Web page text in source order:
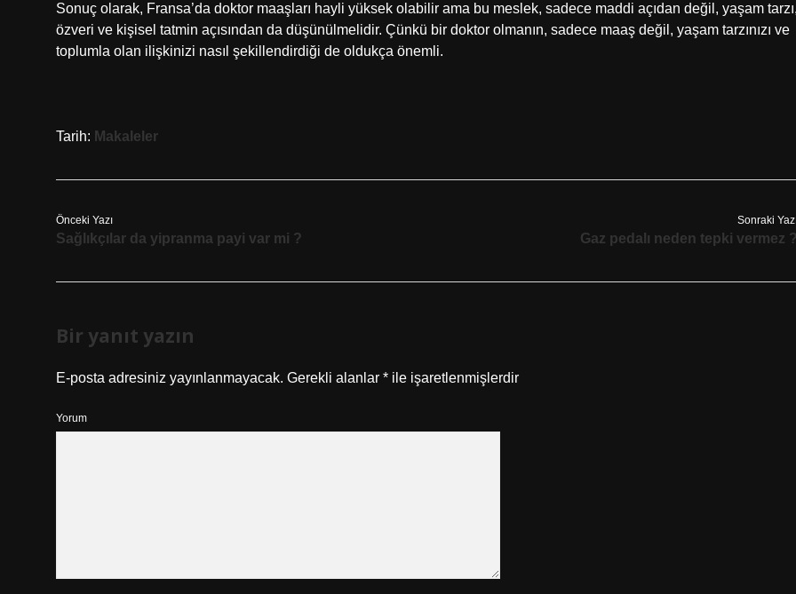
Sonuç olarak, Fransa’da doktor maaşları hayli yüksek olabilir ama bu meslek, sadece maddi açıdan değil, yaşam tarzı,
özveri ve kişisel tatmin açısından da düşünülmelidir. Çünkü bir doktor olmanın, sadece maaş değil, yaşam tarzınızı ve
toplumla olan ilişkinizi nasıl şekillendirdiği de oldukça önemli.
Tarih: Makaleler
Önceki Yazı
Sağlıkçılar da yipranma payi var mi ?
Sonraki
Gaz pedalı neden tepki vermez ?
Bir yanıt yazın
E-posta adresiniz yayınlanmayacak. Gerekli alanlar * ile işaretlenmişlerdir
Yorum